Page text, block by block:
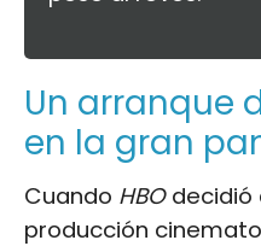
Un arranque
en la gran
Cuando HBOdecidió
producción